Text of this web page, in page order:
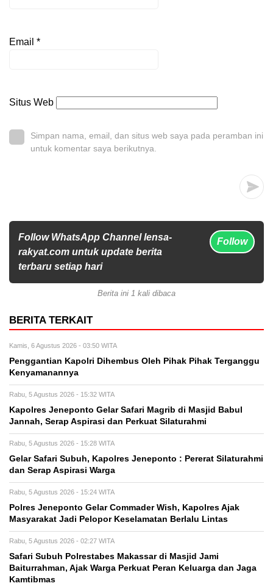
Email *
Situs Web
Simpan nama, email, dan situs web saya pada peramban ini
untuk komentar saya berikutnya.
Follow WhatsApp Channel lensa-
rakyat.com untuk update berita
terbaru setiap hari
Follow
Berita ini 1 kali dibaca
BERITA TERKAIT
Kamis, 6 Agustus 2026 - 03:50 WITA
Penggantian Kapolri Dihembus Oleh Pihak Pihak Terganggu
Kenyamanannya
Rabu, 5 Agustus 2026 - 15:32 WITA
Kapolres Jeneponto Gelar Safari Magrib di Masjid Babul
Jannah, Serap Aspirasi dan Perkuat Silaturahmi
Rabu, 5 Agustus 2026 - 15:28 WITA
Gelar Safari Subuh, Kapolres Jeneponto : Pererat Silaturahmi
dan Serap Aspirasi Warga
Rabu, 5 Agustus 2026 - 15:24 WITA
Polres Jeneponto Gelar Commader Wish, Kapolres Ajak
Masyarakat Jadi Pelopor Keselamatan Berlalu Lintas
Rabu, 5 Agustus 2026 - 02:27 WITA
Safari Subuh Polrestabes Makassar di Masjid Jami
Baiturrahman, Ajak Warga Perkuat Peran Keluarga dan Jaga
Kamtibmas